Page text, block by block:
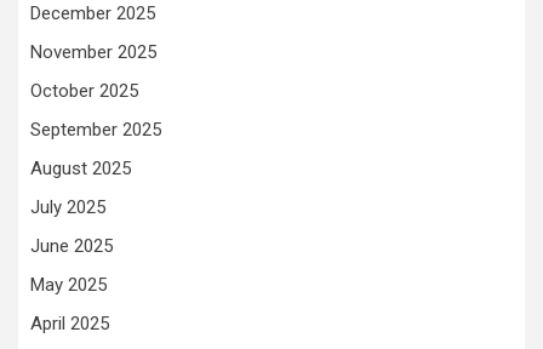
December 2025
November 2025
October 2025
September 2025
August 2025
July 2025
June 2025
May 2025
April 2025